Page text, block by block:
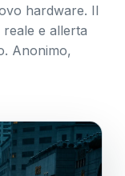
hardware. Il
e allerta
Anonimo,